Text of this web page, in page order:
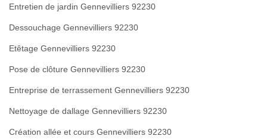
Entretien de jardin Gennevilliers 92230
Dessouchage Gennevilliers 92230
Etêtage Gennevilliers 92230
Pose de clôture Gennevilliers 92230
Entreprise de terrassement Gennevilliers 92230
Nettoyage de dallage Gennevilliers 92230
Création allée et cours Gennevilliers 92230